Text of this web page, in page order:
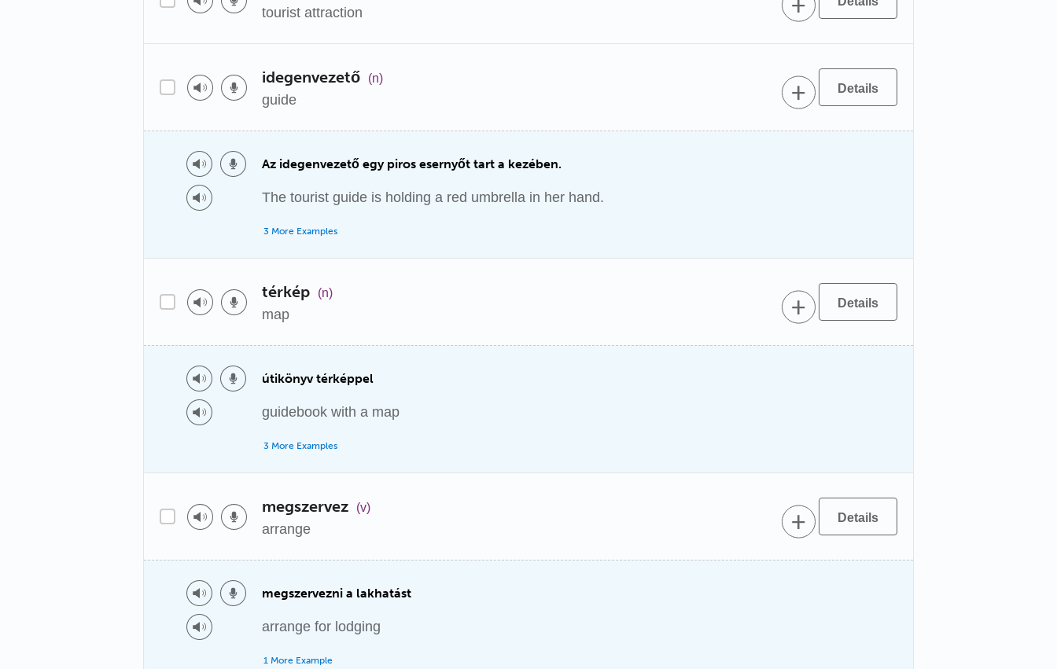
tourist attraction
idegenvezető (n)
guide
Az idegenvezető egy piros esernyőt tart a kezében.
The tourist guide is holding a red umbrella in her hand.
3 More Examples
térkép (n)
map
útikönyv térképpel
guidebook with a map
3 More Examples
megszervez (v)
arrange
megszervezni a lakhatást
arrange for lodging
1 More Example